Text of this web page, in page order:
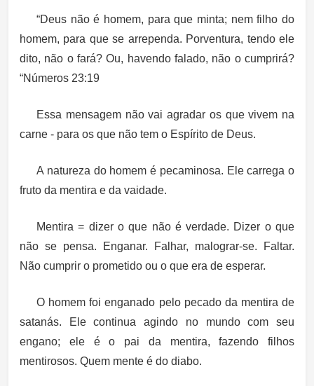
“Deus não é homem, para que minta; nem filho do
homem, para que se arrependa. Porventura, tendo ele
dito, não o fará? Ou, havendo falado, não o cumprirá?
“Números 23:19
Essa mensagem não vai agradar os que vivem na
carne - para os que não tem o Espírito de Deus.
A natureza do homem é pecaminosa. Ele carrega o
fruto da mentira e da vaidade.
Mentira = dizer o que não é verdade. Dizer o que
não se pensa. Enganar. Falhar, malograr-se. Faltar.
Não cumprir o prometido ou o que era de esperar.
O homem foi enganado pelo pecado da mentira de
satanás. Ele continua agindo no mundo com seu
engano; ele é o pai da mentira, fazendo filhos
mentirosos. Quem mente é do diabo.